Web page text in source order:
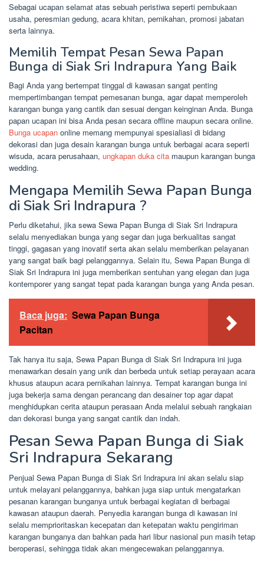
Sebagai ucapan selamat atas sebuah peristiwa seperti pembukaan
usaha, peresmian gedung, acara khitan, pernikahan, promosi jabatan
serta lainnya.
Memilih Tempat Pesan Sewa Papan
Bunga di Siak Sri Indrapura Yang Baik
Bagi Anda yang bertempat tinggal di kawasan sangat penting
mempertimbangan tempat pemesanan bunga, agar dapat memperoleh
karangan bunga yang cantik dan sesuai dengan keinginan Anda. Bunga
papan ucapan ini bisa Anda pesan secara offline maupun secara online.
Bunga ucapan online memang mempunyai spesialiasi di bidang
dekorasi dan juga desain karangan bunga untuk berbagai acara seperti
wisuda, acara perusahaan, ungkapan duka cita maupun karangan bunga
wedding.
Mengapa Memilih Sewa Papan Bunga
di Siak Sri Indrapura ?
Perlu diketahui, jika sewa Sewa Papan Bunga di Siak Sri Indrapura
selalu menyediakan bunga yang segar dan juga berkualitas sangat
tinggi, gagasan yang inovatif serta akan selalu memberikan pelayanan
yang sangat baik bagi pelanggannya. Selain itu, Sewa Papan Bunga di
Siak Sri Indrapura ini juga memberikan sentuhan yang elegan dan juga
kontemporer yang sangat tepat pada karangan bunga yang Anda pesan.
Baca juga: Sewa Papan Bunga
Pacitan
Tak hanya itu saja, Sewa Papan Bunga di Siak Sri Indrapura ini juga
menawarkan desain yang unik dan berbeda untuk setiap perayaan acara
khusus ataupun acara pernikahan lainnya. Tempat karangan bunga ini
juga bekerja sama dengan perancang dan desainer top agar dapat
menghidupkan cerita ataupun perasaan Anda melalui sebuah rangkaian
dan dekorasi bunga yang sangat cantik dan indah.
Pesan Sewa Papan Bunga di Siak
Sri Indrapura Sekarang
Penjual Sewa Papan Bunga di Siak Sri Indrapura ini akan selalu siap
untuk melayani pelanggannya, bahkan juga siap untuk mengatarkan
pesanan karangan bunganya untuk berbagai kegiatan di berbagai
kawasan ataupun daerah. Penyedia karangan bunga di kawasan ini
selalu memprioritaskan kecepatan dan ketepatan waktu pengiriman
karangan bunganya dan bahkan pada hari libur nasional pun masih tetap
beroperasi, sehingga tidak akan mengecewakan pelanggannya.